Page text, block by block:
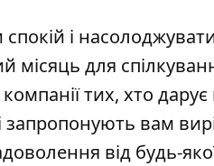
спокій і
для
тих, хто
запропонують вам
від будь-